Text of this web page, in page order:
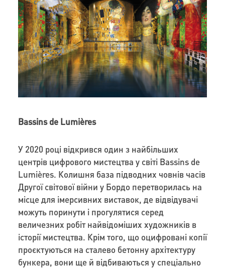
Bassins de Lumières
У 2020 році відкрився один з найбільших
центрів цифрового мистецтва у світі Bassins de
Lumières. Колишня база підводних човнів часів
Другої світової війни у Бордо перетворилась на
місце для імерсивних виставок, де відвідувачі
можуть поринути і прогулятися серед
величезних робіт найвідоміших художників в
історії мистецтва. Крім того, що оцифровані копії
проєктуються на сталево бетонну архітектуру
бункера, вони ще й відбиваються у спеціально